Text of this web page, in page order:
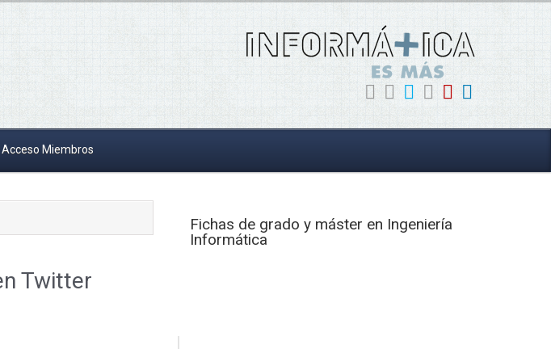
Acceso Miembros
Twitter
Fichas de grado y máster en Ingeniería
Informática